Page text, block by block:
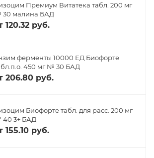
Премиум Витатека табл. 200 мг
малина БАД
120.32 руб.
ферменты 10000 ЕД Биофорте
450 мг № 30 БАД
206.80 руб.
Биофорте табл. для расс. 200 мг
3+ БАД
155.10 руб.